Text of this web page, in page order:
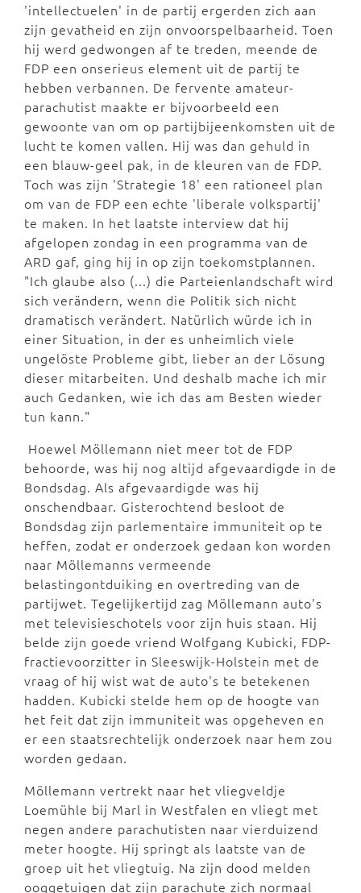
'intellectuelen' in de partij ergerden zich aan
zijn gevatheid en zijn onvoorspelbaarheid. Toen
hij werd gedwongen af te treden, meende de
FDP een onserieus element uit de partij te
hebben verbannen. De fervente amateur-
parachutist maakte er bijvoorbeeld een
gewoonte van om op partijbijeenkomsten uit de
lucht te komen vallen. Hij was dan gehuld in
een blauw-geel pak, in de kleuren van de FDP.
Toch was zijn 'Strategie 18' een rationeel plan
om van de FDP een echte 'liberale volkspartij'
te maken. In het laatste interview dat hij
afgelopen zondag in een programma van de
ARD gaf, ging hij in op zijn toekomstplannen.
"Ich glaube also (...) die Parteienlandschaft wird
sich verändern, wenn die Politik sich nicht
dramatisch verändert. Natürlich würde ich in
einer Situation, in der es unheimlich viele
ungelöste Probleme gibt, lieber an der Lösung
dieser mitarbeiten. Und deshalb mache ich mir
auch Gedanken, wie ich das am Besten wieder
tun kann."
Hoewel Möllemann niet meer tot de FDP
behoorde, was hij nog altijd afgevaardigde in de
Bondsdag. Als afgevaardigde was hij
onschendbaar. Gisterochtend besloot de
Bondsdag zijn parlementaire immuniteit op te
heffen, zodat er onderzoek gedaan kon worden
naar Möllemanns vermeende
belastingontduiking en overtreding van de
partijwet. Tegelijkertijd zag Möllemann auto's
met televisieschotels voor zijn huis staan. Hij
belde zijn goede vriend Wolfgang Kubicki, FDP-
fractievoorzitter in Sleeswijk-Holstein met de
vraag of hij wist wat de auto's te betekenen
hadden. Kubicki stelde hem op de hoogte van
het feit dat zijn immuniteit was opgeheven en
er een staatsrechtelijk onderzoek naar hem zou
worden gedaan.
Möllemann vertrekt naar het vliegveldje
Loemühle bij Marl in Westfalen en vliegt met
negen andere parachutisten naar vierduizend
meter hoogte. Hij springt als laatste van de
groep uit het vliegtuig. Na zijn dood melden
ooggetuigen dat zijn parachute zich normaal